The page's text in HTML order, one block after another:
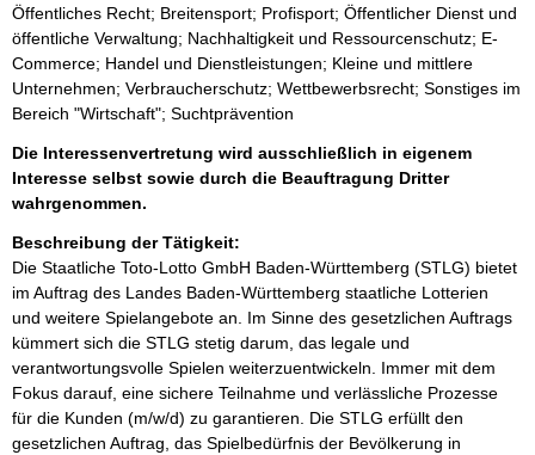
Öffentliches Recht; Breitensport; Profisport; Öffentlicher Dienst und
öffentliche Verwaltung; Nachhaltigkeit und Ressourcenschutz; E-
Commerce; Handel und Dienstleistungen; Kleine und mittlere
Unternehmen; Verbraucherschutz; Wettbewerbsrecht; Sonstiges im
Bereich "Wirtschaft"; Suchtprävention
Die Interessenvertretung wird ausschließlich in eigenem
Interesse selbst sowie durch die Beauftragung Dritter
wahrgenommen.
Beschreibung der Tätigkeit:
Die Staatliche Toto-Lotto GmbH Baden-Württemberg (STLG) bietet
im Auftrag des Landes Baden-Württemberg staatliche Lotterien
und weitere Spielangebote an. Im Sinne des gesetzlichen Auftrags
kümmert sich die STLG stetig darum, das legale und
verantwortungsvolle Spielen weiterzuentwickeln. Immer mit dem
Fokus darauf, eine sichere Teilnahme und verlässliche Prozesse
für die Kunden (m/w/d) zu garantieren. Die STLG erfüllt den
gesetzlichen Auftrag, das Spielbedürfnis der Bevölkerung in